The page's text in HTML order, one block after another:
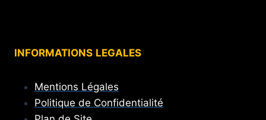
INFORMATIONS LEGALES
Mentions Légales
Politique de Confidentialité